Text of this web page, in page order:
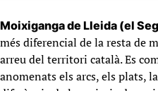
Moixiganga de Lleida (el
més diferencial de la resta de
arreu del territori català. Es
anomenats els arcs, els plats,